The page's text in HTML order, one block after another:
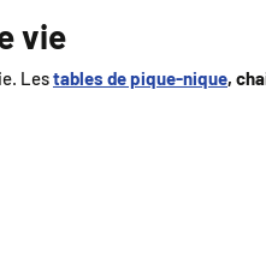
vie
Lestables de pique-nique,